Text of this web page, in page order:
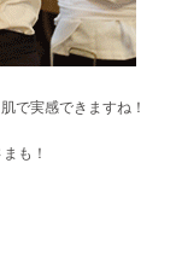
で実感できますね！
も！